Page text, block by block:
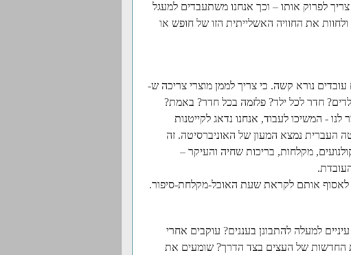
לפרוק אותו – וכך אנחנו משתעבדים למעגל
את החוויה האשלייתית הזו של חופש או
נורא קשה. כי צריך לממן מוצרי צריכה ש-
חדר לכל ילד? פלזמה בכל חדר? באמת?
- המשיכו לעבוד, אנחנו נדאג לקייטנות
העברית נמצא המעון של האוניברסיטה. זה
מקלחות, בריכות שחיה והעיקר –
לאסוף אותם לקראת שעת האוכל-מקלחת-סיפור.
למעלה להתבונן בעננים? עוקבים אחרי
החדשות של העצים בצד הדרך? שומעים את